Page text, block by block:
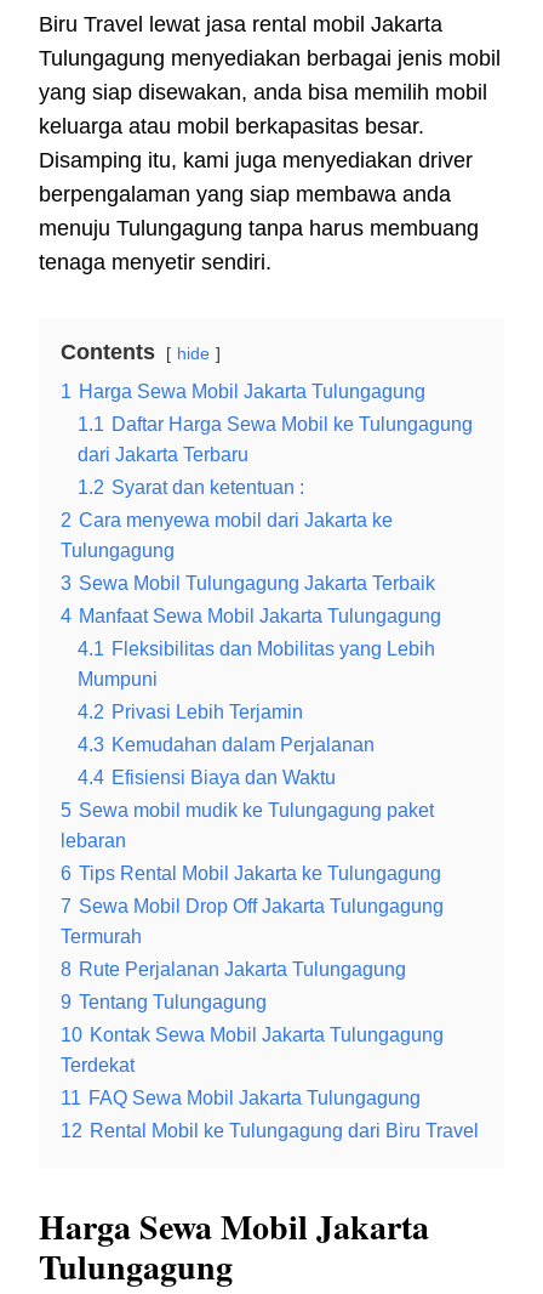
Biru Travel lewat jasa rental mobil Jakarta
Tulungagung menyediakan berbagai jenis mobil
yang siap disewakan, anda bisa memilih mobil
keluarga atau mobil berkapasitas besar.
Disamping itu, kami juga menyediakan driver
berpengalaman yang siap membawa anda
menuju Tulungagung tanpa harus membuang
tenaga menyetir sendiri.
Contents hide
1 Harga Sewa Mobil Jakarta Tulungagung
1.1 Daftar Harga Sewa Mobil ke Tulungagung
dari Jakarta Terbaru
1.2 Syarat dan ketentuan :
2 Cara menyewa mobil dari Jakarta ke
Tulungagung
3 Sewa Mobil Tulungagung Jakarta Terbaik
4 Manfaat Sewa Mobil Jakarta Tulungagung
4.1 Fleksibilitas dan Mobilitas yang Lebih
Mumpuni
4.2 Privasi Lebih Terjamin
4.3 Kemudahan dalam Perjalanan
4.4 Efisiensi Biaya dan Waktu
5 Sewa mobil mudik ke Tulungagung paket
lebaran
6 Tips Rental Mobil Jakarta ke Tulungagung
7 Sewa Mobil Drop Off Jakarta Tulungagung
Termurah
8 Rute Perjalanan Jakarta Tulungagung
9 Tentang Tulungagung
10 Kontak Sewa Mobil Jakarta Tulungagung
Terdekat
11 FAQ Sewa Mobil Jakarta Tulungagung
12 Rental Mobil ke Tulungagung dari Biru Travel
Harga Sewa Mobil Jakarta
Tulungagung